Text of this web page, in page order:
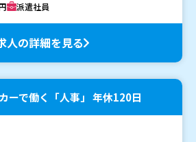
派遣社員
人の詳細を見る
ーで働く「人事」 年休120日